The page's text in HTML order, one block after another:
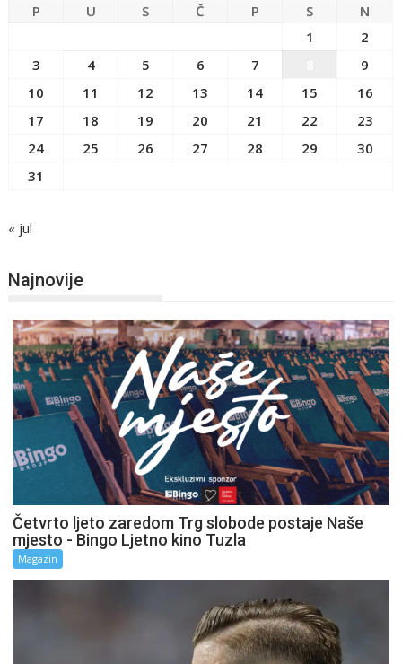
P U S Č P S
N
1
2
3
4 5 6 7
9
10
11 12 13 14 15
16
17
18 19 20 21 22
23
24
25 26 27 28 29
30
31
« jul
Najnovije
Četvrto ljeto zaredom Trg slobode postaje Naše
mjesto - Bingo Ljetno kino Tuzla
Magazin